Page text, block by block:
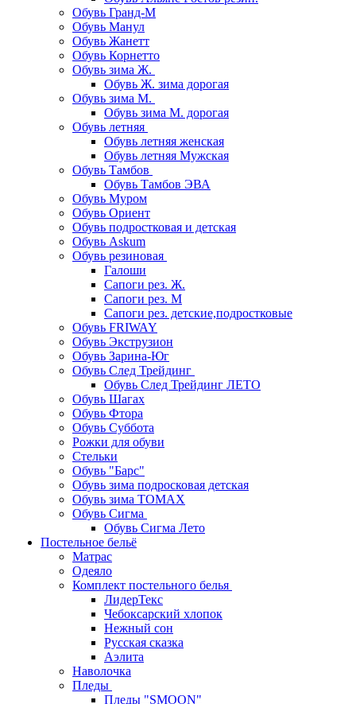
Обувь Гранд-М
Обувь Манул
Обувь Жанетт
Обувь Корнетто
Обувь зима Ж.
Обувь Ж. зима дорогая
Обувь зима М.
Обувь зима М. дорогая
Обувь летняя
Обувь летняя женская
Обувь летняя Мужская
Обувь Тамбов
Обувь Тамбов ЭВА
Обувь Муром
Обувь Ориент
Обувь подростковая и детская
Обувь Askum
Обувь резиновая
Галоши
Сапоги рез. Ж.
Сапоги рез. М
Сапоги рез. детские,подростковые
Обувь FRIWAY
Обувь Экструзион
Обувь Зарина-Юг
Обувь След Трейдинг
Обувь След Трейдинг ЛЕТО
Обувь Шагах
Обувь Фтора
Обувь Суббота
Рожки для обуви
Стельки
Обувь "Барс"
Обувь зима подросковая детская
Обувь зима ТОМАХ
Обувь Сигма
Обувь Сигма Лето
Постельное бельё
Матрас
Одеяло
Комплект постельного белья
ЛидерТекс
Чебоксарский хлопок
Нежный сон
Русская сказка
Аэлита
Наволочка
Пледы
Пледы "SMOON"